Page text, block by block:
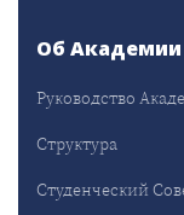
Об Академии
Руководство
Структура
Студенческий